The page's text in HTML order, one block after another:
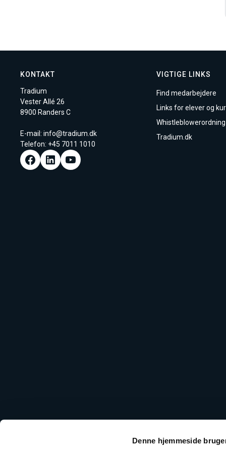
Denne hjemmeside
KONTAKT
Tradium
Vester Allé 26
8900 Randers C
E-mail: info@tradium.dk
Telefon: +45 7011 1010
VIGTIGE LINKS
Find medarbejdere
Links for elever og
Whistleblowerordning
Tradium.dk